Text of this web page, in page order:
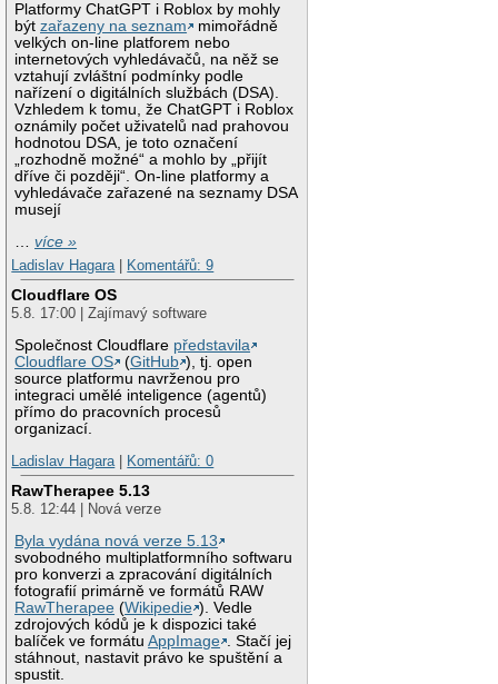
Platformy ChatGPT i Roblox by mohly
býtzařazeny na seznam
mimořádně
velkých on-line platforem nebo
internetových vyhledávačů, na něž se
vztahují zvláštní podmínky podle
nařízení o digitálních službách (DSA).
Vzhledem k tomu, že ChatGPT i Roblox
oznámily počet uživatelů nad prahovou
hodnotou DSA, je toto označení
„rozhodně možné“ a mohlo by „přijít
dříve či později“. On-line platformy a
vyhledávače zařazené na seznamy DSA
musejí
…více »
Ladislav Hagara| Komentářů: 9
Cloudflare OS
5.8. 17:00 | Zajímavý software
Společnost Cloudflare představila
Cloudflare OS
(GitHub ), tj. open
source platformu navrženou pro
integraci umělé inteligence (agentů)
přímo do pracovních procesů
organizací.
Ladislav Hagara| Komentářů: 0
RawTherapee 5.13
5.8. 12:44 | Nová verze
Byla vydána nová verze 5.13
svobodného multiplatformního softwaru
pro konverzi a zpracování digitálních
fotografií primárně ve formátů RAW
RawTherapee (Wikipedie ). Vedle
zdrojových kódů je k dispozici také
balíček ve formátuAppImage
. Stačí jej
stáhnout, nastavit právo ke spuštění a
spustit.